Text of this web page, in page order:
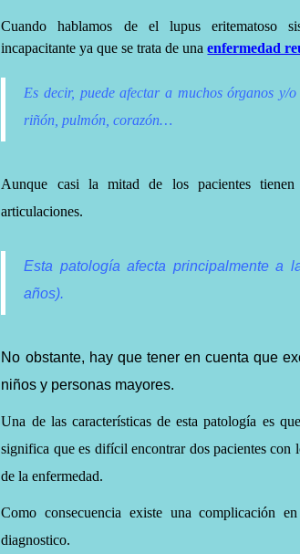
Cuando hablamos de el lupus eritematoso
incapacitante ya que se trata de unaenfermedad
Es decir, puede afectar a muchos órganos y/
riñón, pulmón, corazón…
Aunque casi la mitad de los pacientes
articulaciones.
Esta patología afecta principalmente a
años).
No obstante, hay que tener en cuenta que
niños y personas mayores.
Una de las características de esta patología es
significa que es difícil encontrar dos pacientes con
de la enfermedad.
Como consecuencia existe unacomplicación
diagnostico.